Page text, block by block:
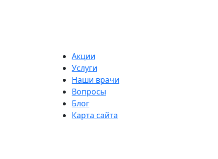
Акции
Услуги
Наши врачи
Вопросы
Блог
Карта сайта